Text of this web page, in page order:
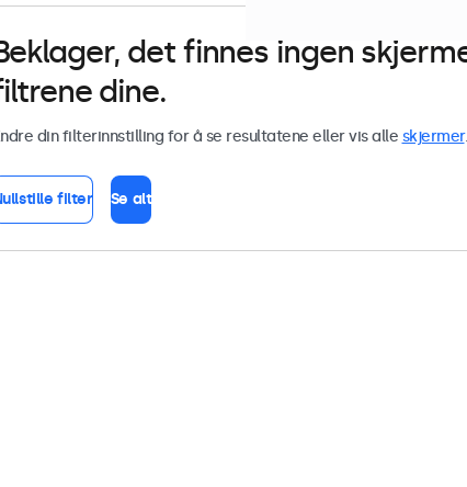
det finnes ingen
dine.
din filterinnstilling for å se resultatene eller vis alle skjermer.
filter Se alt